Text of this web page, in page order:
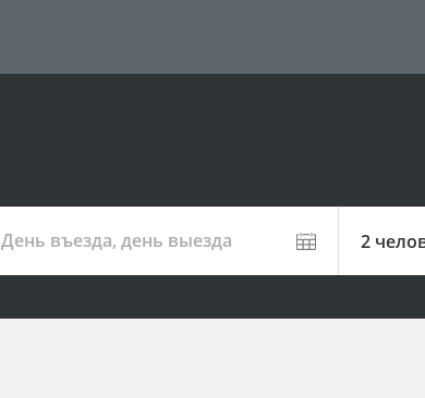
День въезда, день выезда 2